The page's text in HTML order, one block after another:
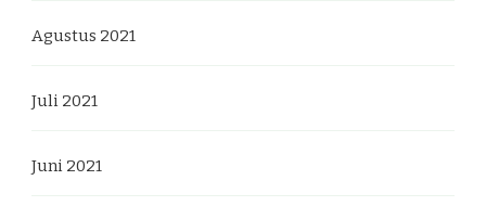
Agustus 2021
Juli 2021
Juni 2021